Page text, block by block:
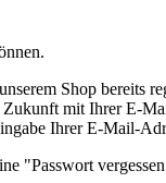
Shop bereits
mit Ihrer E-
Ihrer E-Mail-
"Passwort